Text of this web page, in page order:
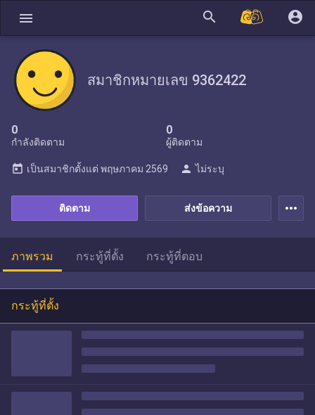
menu search account_circle
สมาชิกหมายเลข 9362422
0
กำลังติดตาม
0
ผู้ติดตาม
ส่งข้อความ
ติดตาม
today เป็นสมาชิกตั้งแต่ พฤษภาคม 2569 person ไม่ระบุ
more_horiz
ภาพรวม กระทู้ที่ตั้ง กระทู้ที่ตอบ
กระทู้ที่ตั้ง